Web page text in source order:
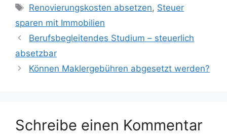
Schlagwörter
Renovierungskosten absetzen, Steuer
sparen mit Immobilien
Berufsbegleitendes Studium – steuerlich
absetzbar
Können Maklergebühren abgesetzt werden?
Schreibe einen Kommentar